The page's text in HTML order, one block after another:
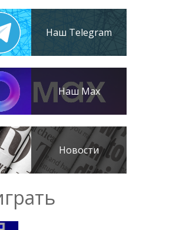
Наш Telegram
Наш Max
Новости